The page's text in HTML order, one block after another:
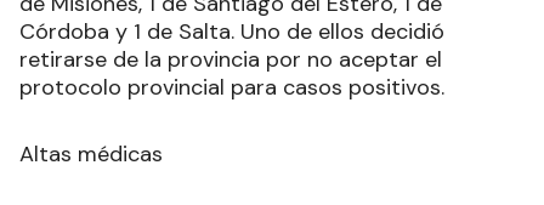
Córdoba y 1 de Salta. Uno de ellos decidió
retirarse de la provincia por no aceptar el
protocolo provincial para casos positivos.
Altas médicas